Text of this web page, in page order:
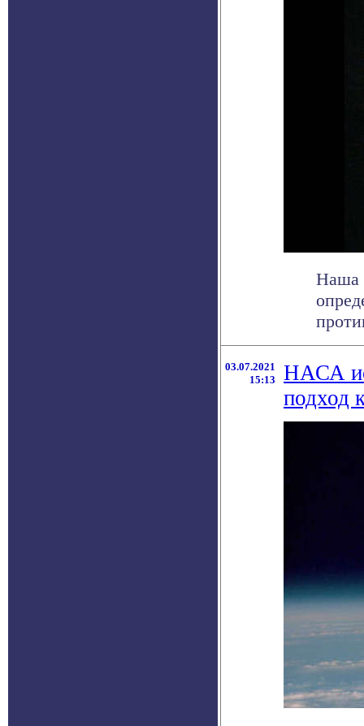
Наша
03.07.2021
15:13
НАСА
подход